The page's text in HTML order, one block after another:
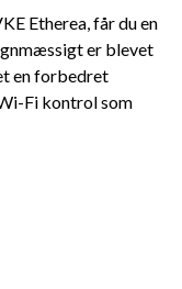
Etherea, får du en
er blevet
en forbedret
Fi kontrol som